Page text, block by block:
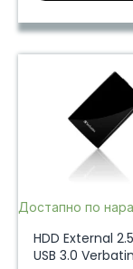
Достапно по
HDD External
USB 3.0